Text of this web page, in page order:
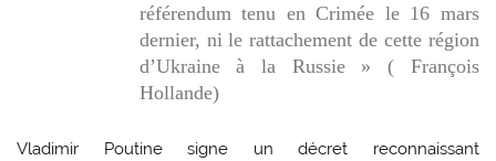
référendum tenu en Crimée le 16 mars
dernier, ni le rattachement de cette région
d’Ukraine à la Russie » ( François
Hollande)
Vladimir Poutine signe un décret reconnaissant